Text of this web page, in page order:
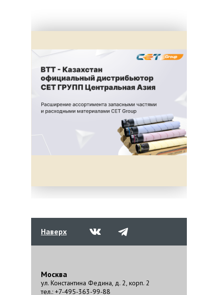
Наверх
Москва
ул. Константина Федина, д. 2, корп. 2
тел.: +7-495-363-99-88